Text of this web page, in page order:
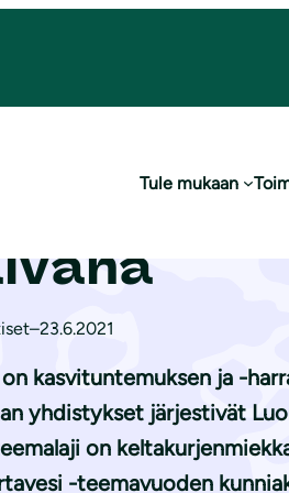
Tule mukaan
–23.6.2021
kasvituntemuksen ja -
yhdistykset järjestivät
on
-teemavuoden